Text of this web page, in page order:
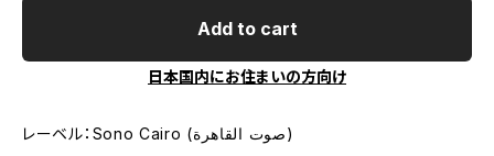
Add to cart
日本国内にお住まいの方向け
レーベル：Sono Cairo (صوت القاهرة)